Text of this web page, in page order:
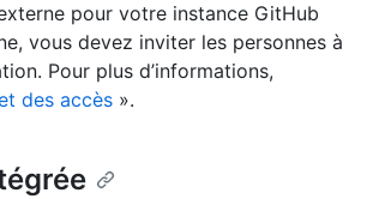
pour votre instance GitHub
vous devez inviter les personnes à
Pour plus d’informations,
des accès ».